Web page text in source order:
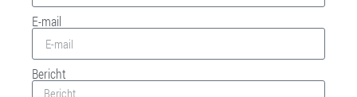
E-mail
Bericht